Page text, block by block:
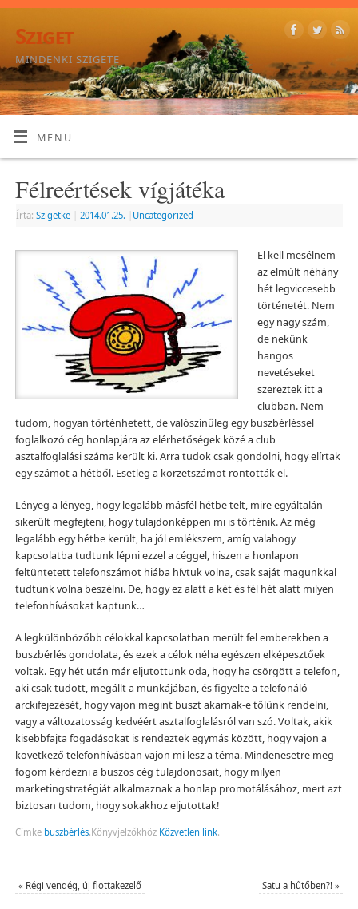
Sziget
MINDENKI SZIGETE
MENÜ
Félreértések vígjátéka
Írta: Szigetke 2014.01.25. Uncategorized
El kell mesélnem
az elmúlt néhány
hét legviccesebb
történetét. Nem
egy nagy szám,
de nekünk
hangos
nevetéseket
szereztek itt a
clubban. Nem
tudom, hogyan történhetett, de valószínűleg egy buszbérléssel
foglalkozó cég honlapjára az elérhetőségek közé a club
asztalfoglalási száma került ki. Arra tudok csak gondolni, hogy elírtak
egy számot a hétből. Esetleg a körzetszámot rontották el.
Lényeg a lényeg, hogy legalább másfél hétbe telt, mire egyáltalán
sikerült megfejteni, hogy tulajdonképpen mi is történik. Az még
legalább egy hétbe került, ha jól emlékszem, amíg valahogy
kapcsolatba tudtunk lépni ezzel a céggel, hiszen a honlapon
feltüntetett telefonszámot hiába hívtuk volna, csak saját magunkkal
tudtunk volna beszélni. De, hogy ez alatt a két és fél hét alatt milyen
telefonhívásokat kaptunk…
A legkülönbözőbb célokkal kapcsolatban merült fel emberekben a
buszbérlés gondolata, és ezek a célok néha egészen elképesztőek
voltak. Egy hét után már eljutottunk oda, hogy ha csörgött a telefon,
aki csak tudott, megállt a munkájában, és figyelte a telefonáló
arckifejezését, hogy vajon megint buszt akarnak-e tőlünk rendelni,
vagy a változatosság kedvéért asztalfoglalásról van szó. Voltak, akik
kisebbfajta fogadásokat is rendeztek egymás között, hogy vajon a
következő telefonhívásban vajon mi lesz a téma. Mindenesetre meg
fogom kérdezni a buszos cég tulajdonosait, hogy milyen
marketingstratégiát alkalmaznak a honlap promotálásához, mert azt
biztosan tudom, hogy sokakhoz eljutottak!
Címke buszbérlés.Könyvjelzőkhöz Közvetlen link.
« Régi vendég, új flottakezelő Satu a hűtőben?!»